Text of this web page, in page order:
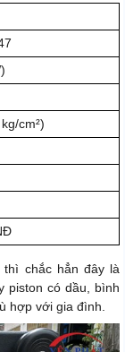
cm²)
thì chắc hẳn đây là
piston có dầu, bình
hợp với gia đình.